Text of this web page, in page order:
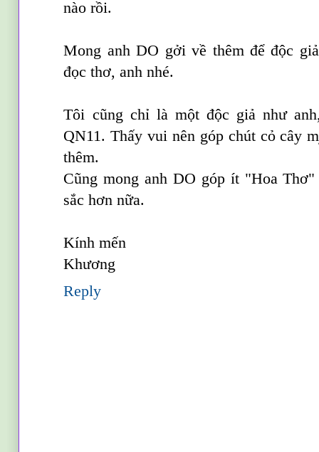
nào rồi.
Mong anh DO gởi về thêm để độc
đọc thơ, anh nhé.
Tôi cũng chỉ là một độc giả như
QN11. Thấy vui nên góp chút cỏ cây
thêm.
Cũng mong anh DO góp ít "Hoa
sắc hơn nữa.
Kính mến
Khương
Reply